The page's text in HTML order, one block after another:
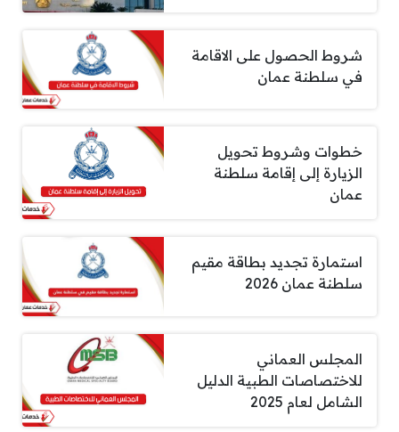
شروط الحصول على الاقامة
في سلطنة عمان
خطوات وشروط تحويل
الزيارة إلى إقامة سلطنة
عمان
استمارة تجديد بطاقة مقيم
سلطنة عمان 2026
المجلس العماني
للاختصاصات الطبية الدليل
الشامل لعام 2025